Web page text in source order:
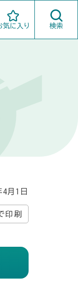
気に入り 検索
4月1日
印刷